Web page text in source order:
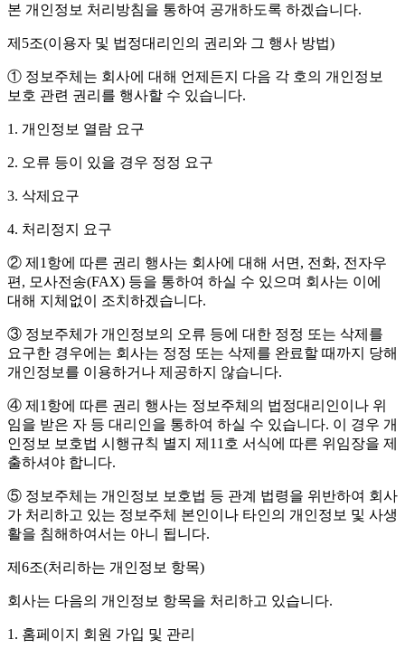
본 개인정보 처리방침을 통하여 공개하도록 하겠습니다.
제5조(이용자 및 법정대리인의 권리와 그 행사 방법)
① 정보주체는 회사에 대해 언제든지 다음 각 호의 개인정보
보호 관련 권리를 행사할 수 있습니다.
1. 개인정보 열람 요구
2. 오류 등이 있을 경우 정정 요구
3. 삭제요구
4. 처리정지 요구
② 제1항에 따른 권리 행사는 회사에 대해 서면, 전화, 전자우
편, 모사전송(FAX) 등을 통하여 하실 수 있으며 회사는 이에
대해 지체없이 조치하겠습니다.
③ 정보주체가 개인정보의 오류 등에 대한 정정 또는 삭제를
요구한 경우에는 회사는 정정 또는 삭제를 완료할 때까지 당해
개인정보를 이용하거나 제공하지 않습니다.
④ 제1항에 따른 권리 행사는 정보주체의 법정대리인이나 위
임을 받은 자 등 대리인을 통하여 하실 수 있습니다. 이 경우 개
인정보 보호법 시행규칙 별지 제11호 서식에 따른 위임장을 제
출하셔야 합니다.
⑤ 정보주체는 개인정보 보호법 등 관계 법령을 위반하여 회사
가 처리하고 있는 정보주체 본인이나 타인의 개인정보 및 사생
활을 침해하여서는 아니 됩니다.
제6조(처리하는 개인정보 항목)
회사는 다음의 개인정보 항목을 처리하고 있습니다.
1. 홈페이지 회원 가입 및 관리